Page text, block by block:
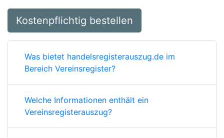
Kostenpflichtig bestellen
Was bietet handelsregisterauszug.de im
Bereich Vereinsregister?
Welche Informationen enthält ein
Vereinsregisterauszug?